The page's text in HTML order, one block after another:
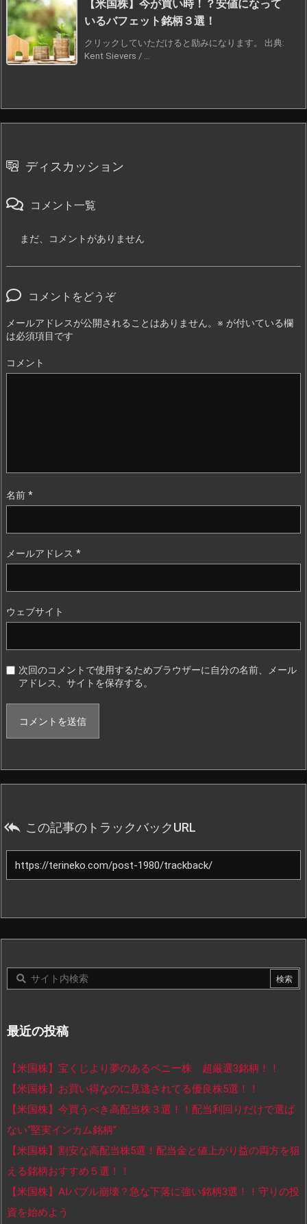
【米国株】今が買い時！？安値になって
いるバフェット銘柄３選！
クリックしていただけると励みになります。 出典:
Kent Sievers / ...
ディスカッション
コメント一覧
まだ、コメントがありません
コメントをどうぞ
メールアドレスが公開されることはありません。 ※ が付いている欄
は必須項目です
コメント
名前 *
メールアドレス *
ウェブサイト
次回のコメントで使用するためブラウザーに自分の名前、メール
アドレス、サイトを保存する。
 この記事のトラックバックURL
最近の投稿
【米国株】宝くじより夢のあるペニー株 超厳選3銘柄！！
【米国株】お買い得なのに見逃されてる優良株5選！！
【米国株】今買うべき高配当株３選！！配当利回りだけで選ば
ない“堅実インカム銘柄”
【米国株】割安な高配当株5選！配当金と値上がり益の両方を狙
える銘柄おすすめ５選！！
【米国株】AIバブル崩壊？急な下落に強い銘柄3選！！守りの投
資を始めよう